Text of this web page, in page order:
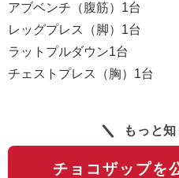
アブベンチ（腹筋）1台
レッグプレス（脚）1台
ラットプルダウン1台
チェストプレス（胸）1台
もっと知
チョコザップを